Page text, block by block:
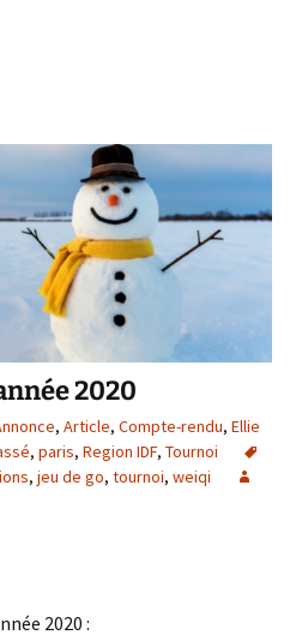
2020
, Article, Compte-rendu, Ellie
, paris, Region IDF, Tournoi
, jeu de go, tournoi, weiqi
2020 :